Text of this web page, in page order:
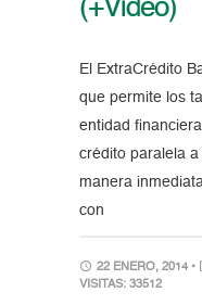
(+Video)
El ExtraCrédito
que permite los
entidad
crédito paralela
manera
con
22 ENERO, 2014 •
VISITAS: 33512